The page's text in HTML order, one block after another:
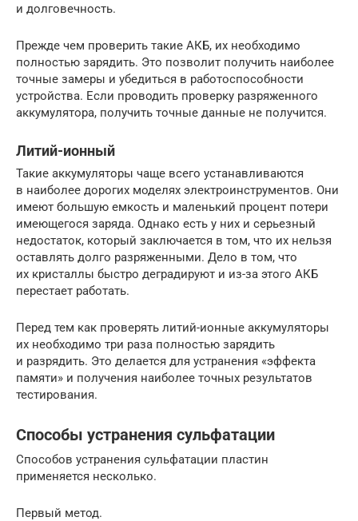
и долговечность.
Прежде чем проверить такие АКБ, их необходимо
полностью зарядить. Это позволит получить наиболее
точные замеры и убедиться в работоспособности
устройства. Если проводить проверку разряженного
аккумулятора, получить точные данные не получится.
Литий-ионный
Такие аккумуляторы чаще всего устанавливаются
в наиболее дорогих моделях электроинструментов. Они
имеют большую емкость и маленький процент потери
имеющегося заряда. Однако есть у них и серьезный
недостаток, который заключается в том, что их нельзя
оставлять долго разряженными. Дело в том, что
их кристаллы быстро деградируют и из-за этого АКБ
перестает работать.
Перед тем как проверять литий-ионные аккумуляторы
их необходимо три раза полностью зарядить
и разрядить. Это делается для устранения «эффекта
памяти» и получения наиболее точных результатов
тестирования.
Способы устранения сульфатации
Способов устранения сульфатации пластин
применяется несколько.
Первый метод.